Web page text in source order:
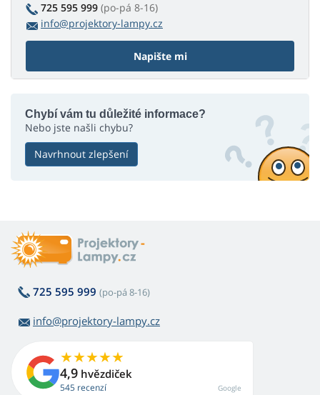
725 595 999 (po-pá 8-16)
info@projektory-lampy.cz
Napište mi
Chybí vám tu důležité informace?
Nebo jste našli chybu?
Navrhnout zlepšení
725 595 999 (po-pá 8-16)
info@projektory-lampy.cz
4,9 hvězdiček
545 recenzí Google